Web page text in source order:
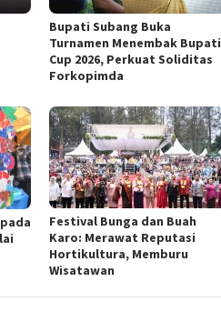
Bupati Subang Buka
Turnamen Menembak Bupati
Cup 2026, Perkuat Soliditas
Forkopimda
Festival Bunga dan Buah
Karo: Merawat Reputasi
Hortikultura, Memburu
Wisatawan